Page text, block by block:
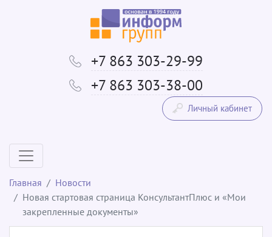
+7 863 303-29-99
+7 863 303-38-00
Личный кабинет
Главная
Новости
Новая стартовая страница КонсультантПлюс и «Мои
закрепленные документы»